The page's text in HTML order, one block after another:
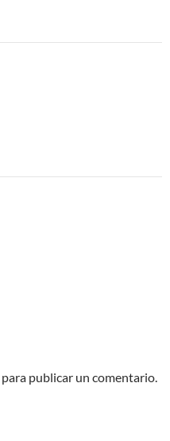
para publicar un comentario.